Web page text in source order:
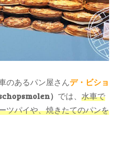
のあるパン屋さんデ・ビショ
） では、 水車で
ツパイや、焼きたてのパンを